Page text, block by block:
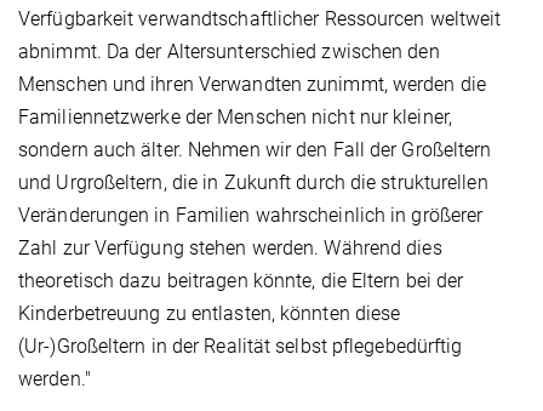
Verfügbarkeit verwandtschaftlicher Ressourcen weltweit
abnimmt. Da der Altersunterschied zwischen den
Menschen und ihren Verwandten zunimmt, werden die
Familiennetzwerke der Menschen nicht nur kleiner,
sondern auch älter. Nehmen wir den Fall der Großeltern
und Urgroßeltern, die in Zukunft durch die strukturellen
Veränderungen in Familien wahrscheinlich in größerer
Zahl zur Verfügung stehen werden. Während dies
theoretisch dazu beitragen könnte, die Eltern bei der
Kinderbetreuung zu entlasten, könnten diese
(Ur-)Großeltern in der Realität selbst pflegebedürftig
werden."